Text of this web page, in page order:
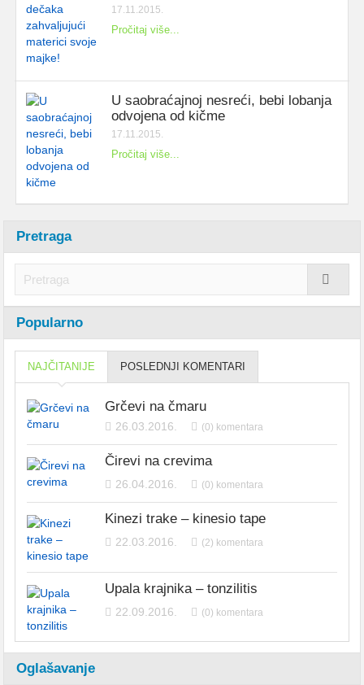
17.11.2015.
Pročitaj više...
U saobraćajnoj nesreći, bebi lobanja
odvojena od kičme
17.11.2015.
Pročitaj više...
Pretraga
Popularno
NAJČITANIJE POSLEDNJI KOMENTARI
Grčevi na čmaru
26.03.2016. (0) komentara
Čirevi na crevima
26.04.2016. (0) komentara
Kinezi trake – kinesio tape
22.03.2016. (2) komentara
Upala krajnika – tonzilitis
22.09.2016. (0) komentara
Oglašavanje